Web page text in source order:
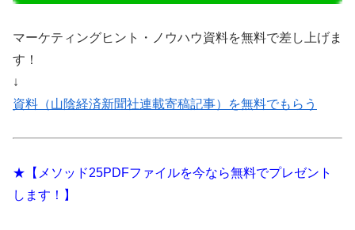
マーケティングヒント・ノウハウ資料を無料で差し上げま
す！
↓
資料（山陰経済新聞社連載寄稿記事）を無料でもらう
★【メソッド25PDFファイルを今なら無料でプレゼント
します！】